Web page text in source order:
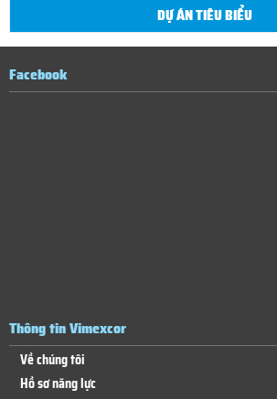
DỰ ÁN TIÊU BIỂU
Facebook
Thông tin Vimexcor
Về chúng tôi
Hồ sơ năng lực